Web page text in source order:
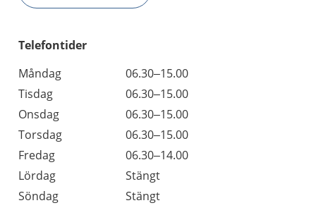
Telefontider
Måndag
06.30–15.00
Tisdag
06.30–15.00
Onsdag
06.30–15.00
Torsdag
06.30–15.00
Fredag
06.30–14.00
Lördag
Stängt
Söndag
Stängt